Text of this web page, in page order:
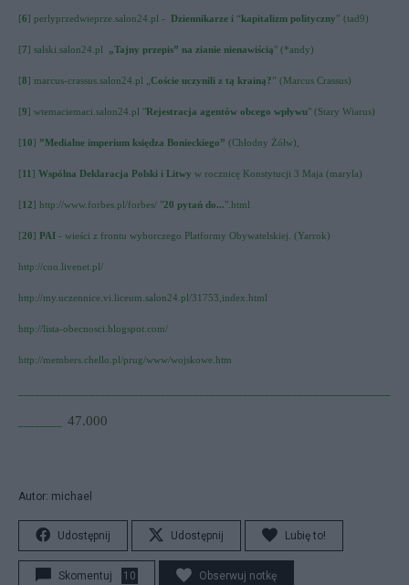
[6] perlyprzedwieprze.salon24.pl - Dziennikarze i “ kapitalizm polityczny” (tad9)
[7] salski.salon24.pl „Tajny przepis” na zianie nienawiścią" (*andy)
[8] marcus-crassus.salon24.pl Coście uczynili z tą krainą?” (Marcus Crassus)
[9] wtemaciemaci.salon24.pl "Rejestracja agentów obcego wpływu" (Stary Wiarus)
[10] ”Medialne imperium księdza Bonieckiego” (Chłodny Żółw)
[11 ] Wspólna Deklaracja Polski i Litwy w rocznicę Konstytucji 3 Maja (maryla)
[12] http://www.forbes.pl/forbes/ "20 pytań do...".html
[20] PAI - wieści z frontu wyborczego Platformy Obywatelskiej (Yarrok)
http://coo.livenet.pl/
http://my.uczennice.vi.liceum.salon24.pl/31753,index.html
http://lista-obecnosci.blogspot.com/
http://members.chello.pl/prug/www/wojskowe.htm
47.000
Autor: michael
Udostępnij Udostępnij Lubię to!
Skomentuj 10 Obserwuj notkę